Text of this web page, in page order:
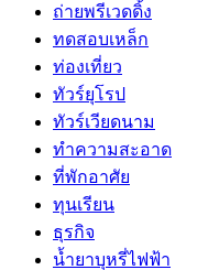
ถ่ายพรีเวดดิ้ง
ทดสอบเหล็ก
ท่องเที่ยว
ทัวร์ยุโรป
ทัวร์เวียดนาม
ทำความสะอาด
ที่พักอาศัย
ทุนเรียน
ธุรกิจ
น้ำยาบุหรี่ไฟฟ้า